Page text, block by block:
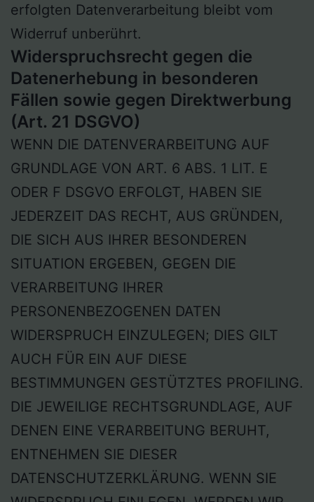
erfolgten Datenverarbeitung bleibt vom
Widerruf unberührt.
Widerspruchsrecht gegen die
Datenerhebung in besonderen
Fällen sowie gegen Direktwerbung
(Art. 21 DSGVO)
WENN DIE DATENVERARBEITUNG AUF
GRUNDLAGE VON ART. 6 ABS. 1 LIT. E
ODER F DSGVO ERFOLGT, HABEN SIE
JEDERZEIT DAS RECHT, AUS GRÜNDEN,
DIE SICH AUS IHRER BESONDEREN
SITUATION ERGEBEN, GEGEN DIE
VERARBEITUNG IHRER
PERSONENBEZOGENEN DATEN
WIDERSPRUCH EINZULEGEN; DIES GILT
AUCH FÜR EIN AUF DIESE
BESTIMMUNGEN GESTÜTZTES PROFILING.
DIE JEWEILIGE RECHTSGRUNDLAGE, AUF
DENEN EINE VERARBEITUNG BERUHT,
ENTNEHMEN SIE DIESER
DATENSCHUTZERKLÄRUNG. WENN SIE